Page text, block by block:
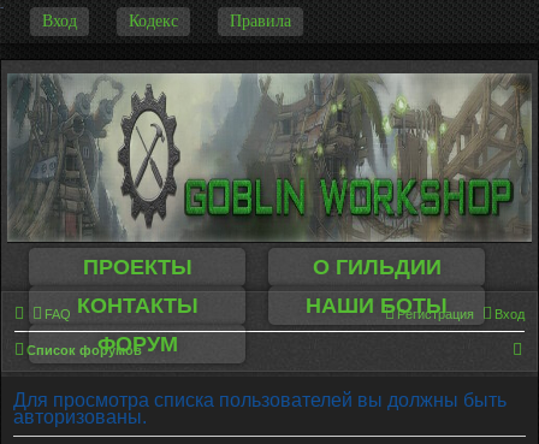
Вход Кодекс Правила
-
ПРОЕКТЫ
О ГИЛЬДИИ
КОНТАКТЫ
НАШИ БОТЫ
ФОРУМ
FAQ Вход
Регистрация
Список форумов
с
Для просмотра списка пользователей вы должны быть
авторизованы.